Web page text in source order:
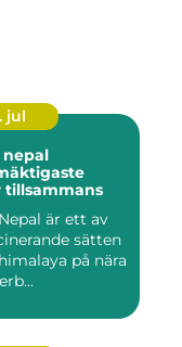
jul
nepal
tillsammans
är ett av
sätten
på nära